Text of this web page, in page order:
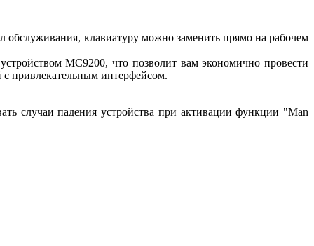
обслуживания, клавиатуру можно заменить прямо на рабочем
MC9200, что позволит вам экономично провести
привлекательным интерфейсом.
случаи падения устройства при активации функции "Man